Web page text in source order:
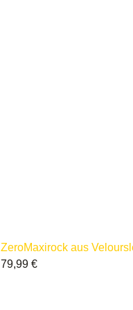
ZeroMaxirock aus
79,99 €